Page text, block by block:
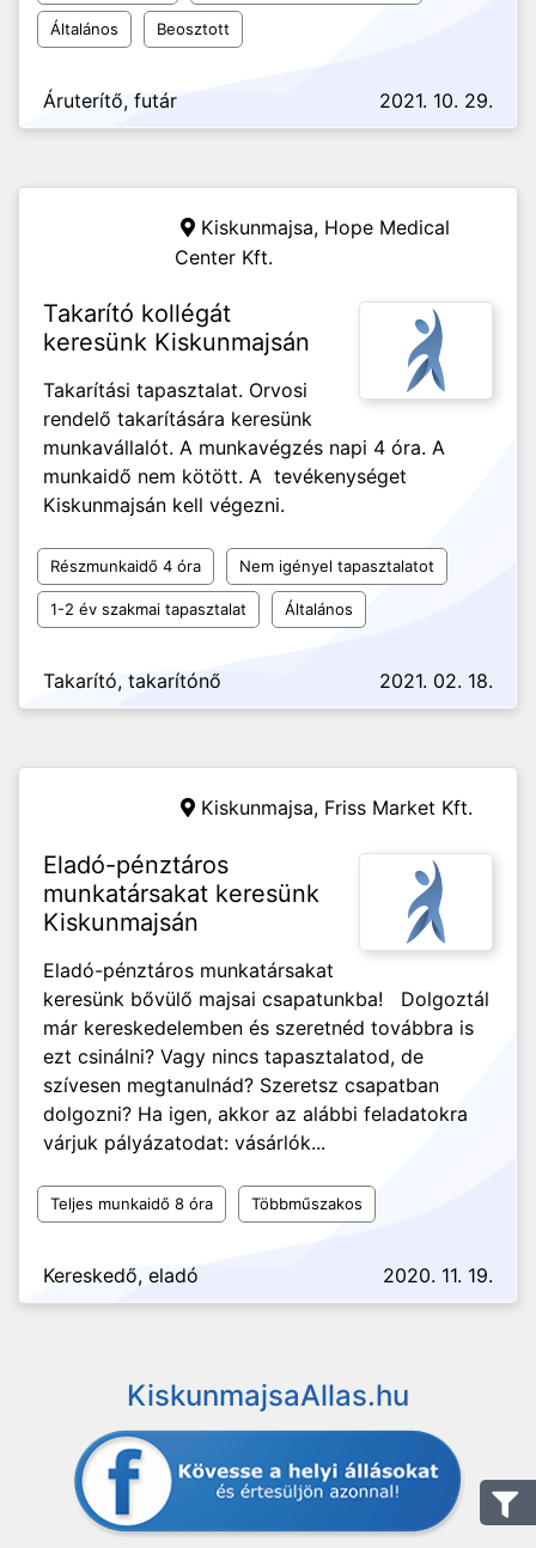
Általános Beosztott
Áruterítő, futár 2021. 10. 29.
Kiskunmajsa, Hope Medical
Center Kft.
Takarító kollégát
keresünk Kiskunmajsán
Takarítási tapasztalat. Orvosi
rendelő takarítására keresünk
munkavállalót. A munkavégzés napi 4 óra. A
munkaidő nem kötött. A tevékenységet
Kiskunmajsán kell végezni.
Részmunkaidő 4 óra Nem igényel tapasztalatot
1-2 év szakmai tapasztalat Általános
Takarító, takarítónő 2021. 02. 18.
Kiskunmajsa, Friss Market Kft.
Eladó-pénztáros
munkatársakat keresünk
Kiskunmajsán
Eladó-pénztáros munkatársakat
keresünk bővülő majsai csapatunkba! Dolgoztál
már kereskedelemben és szeretnéd továbbra is
ezt csinálni? Vagy nincs tapasztalatod, de
szívesen megtanulnád? Szeretsz csapatban
dolgozni? Ha igen, akkor az alábbi feladatokra
várjuk pályázatodat: vásárlók...
Teljes munkaidő 8 óra Többműszakos
Kereskedő, eladó 2020. 11. 19.
KiskunmajsaAllas.hu